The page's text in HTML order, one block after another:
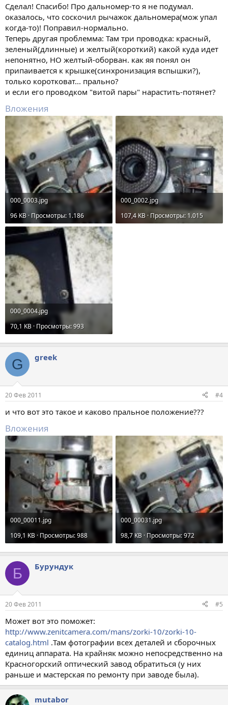
Сделал! Спасибо! Про дальномер-то я не подумал.
оказалось, что соскочил рычажок дальномера(мож упал
когда-то)! Поправил-нормально.
Теперь другая проблемма: Там три проводка: красный,
зеленый(длинные) и желтый(короткий) какой куда идет
непонятно, НО желтый-оборван. как яя понял он
припаивается к крышке(синхронизация вспышки?),
только коротковат... прально?
и если его проводком "витой пары" нарастить-потянет?
Вложения
000_0003.jpg
96 KB · Просмотры: 1.186
000_0002.jpg
107,4 KB · Просмотры: 1.015
000_0004.jpg
70,1 KB · Просмотры: 993
G greek
20 Фев 2011 #4
и что вот это такое и каково пральное положение???
Вложения
000_00011.jpg
109,1 KB · Просмотры: 988
000_00031.jpg
98,7 KB · Просмотры: 972
Б Бурундук
20 Фев 2011 #5
Может вот это поможет:
http://www.zenitcamera.com/mans/zorki-10/zorki-10-
catalog.html .Там фотографии всех деталей и сборочных
единиц аппарата. На крайняк можно непосредственно на
Красногорский оптический завод обратиться (у них
раньше и мастерская по ремонту при заводе была).
mutabor